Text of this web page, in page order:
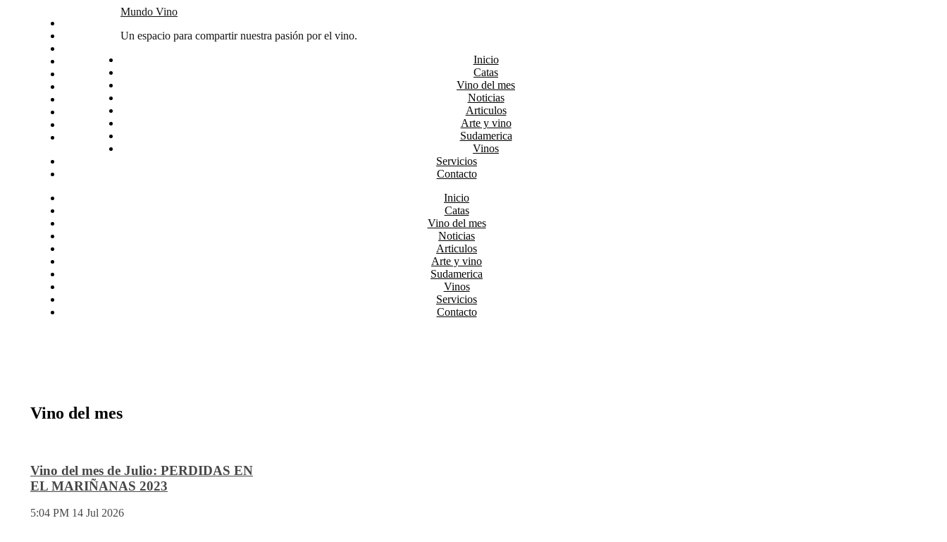
Arte y vino
Sudamerica
Mundo Vino
Un espacio para compartir nuestra pasión por el vino.
Inicio
Catas
Vino del mes
Noticias
Articulos
Arte y vino
Sudamerica
Vinos
Servicios
Contacto
Inicio
Catas
Vino del mes
Noticias
Articulos
Arte y vino
Sudamerica
Vinos
Servicios
Contacto
Vino del mes
Vino del mes de Julio: PERDIDAS EN
EL MARIÑANAS 2023
5:04 PM 14 Jul 2026